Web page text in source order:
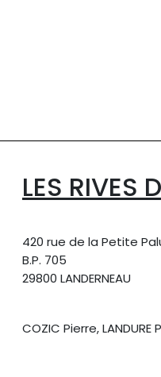
LES RIVES
420 rue de la Petite
B.P. 705
29800 LANDERNEAU
COZIC Pierre,